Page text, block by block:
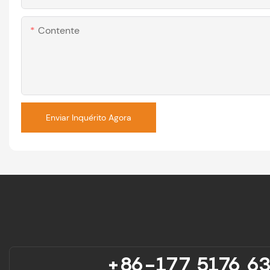
Contente
Enviar Inquérito Agora
+86-177 5176